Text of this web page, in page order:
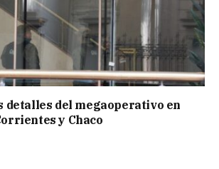
detalles del megaoperativo en
y Chaco